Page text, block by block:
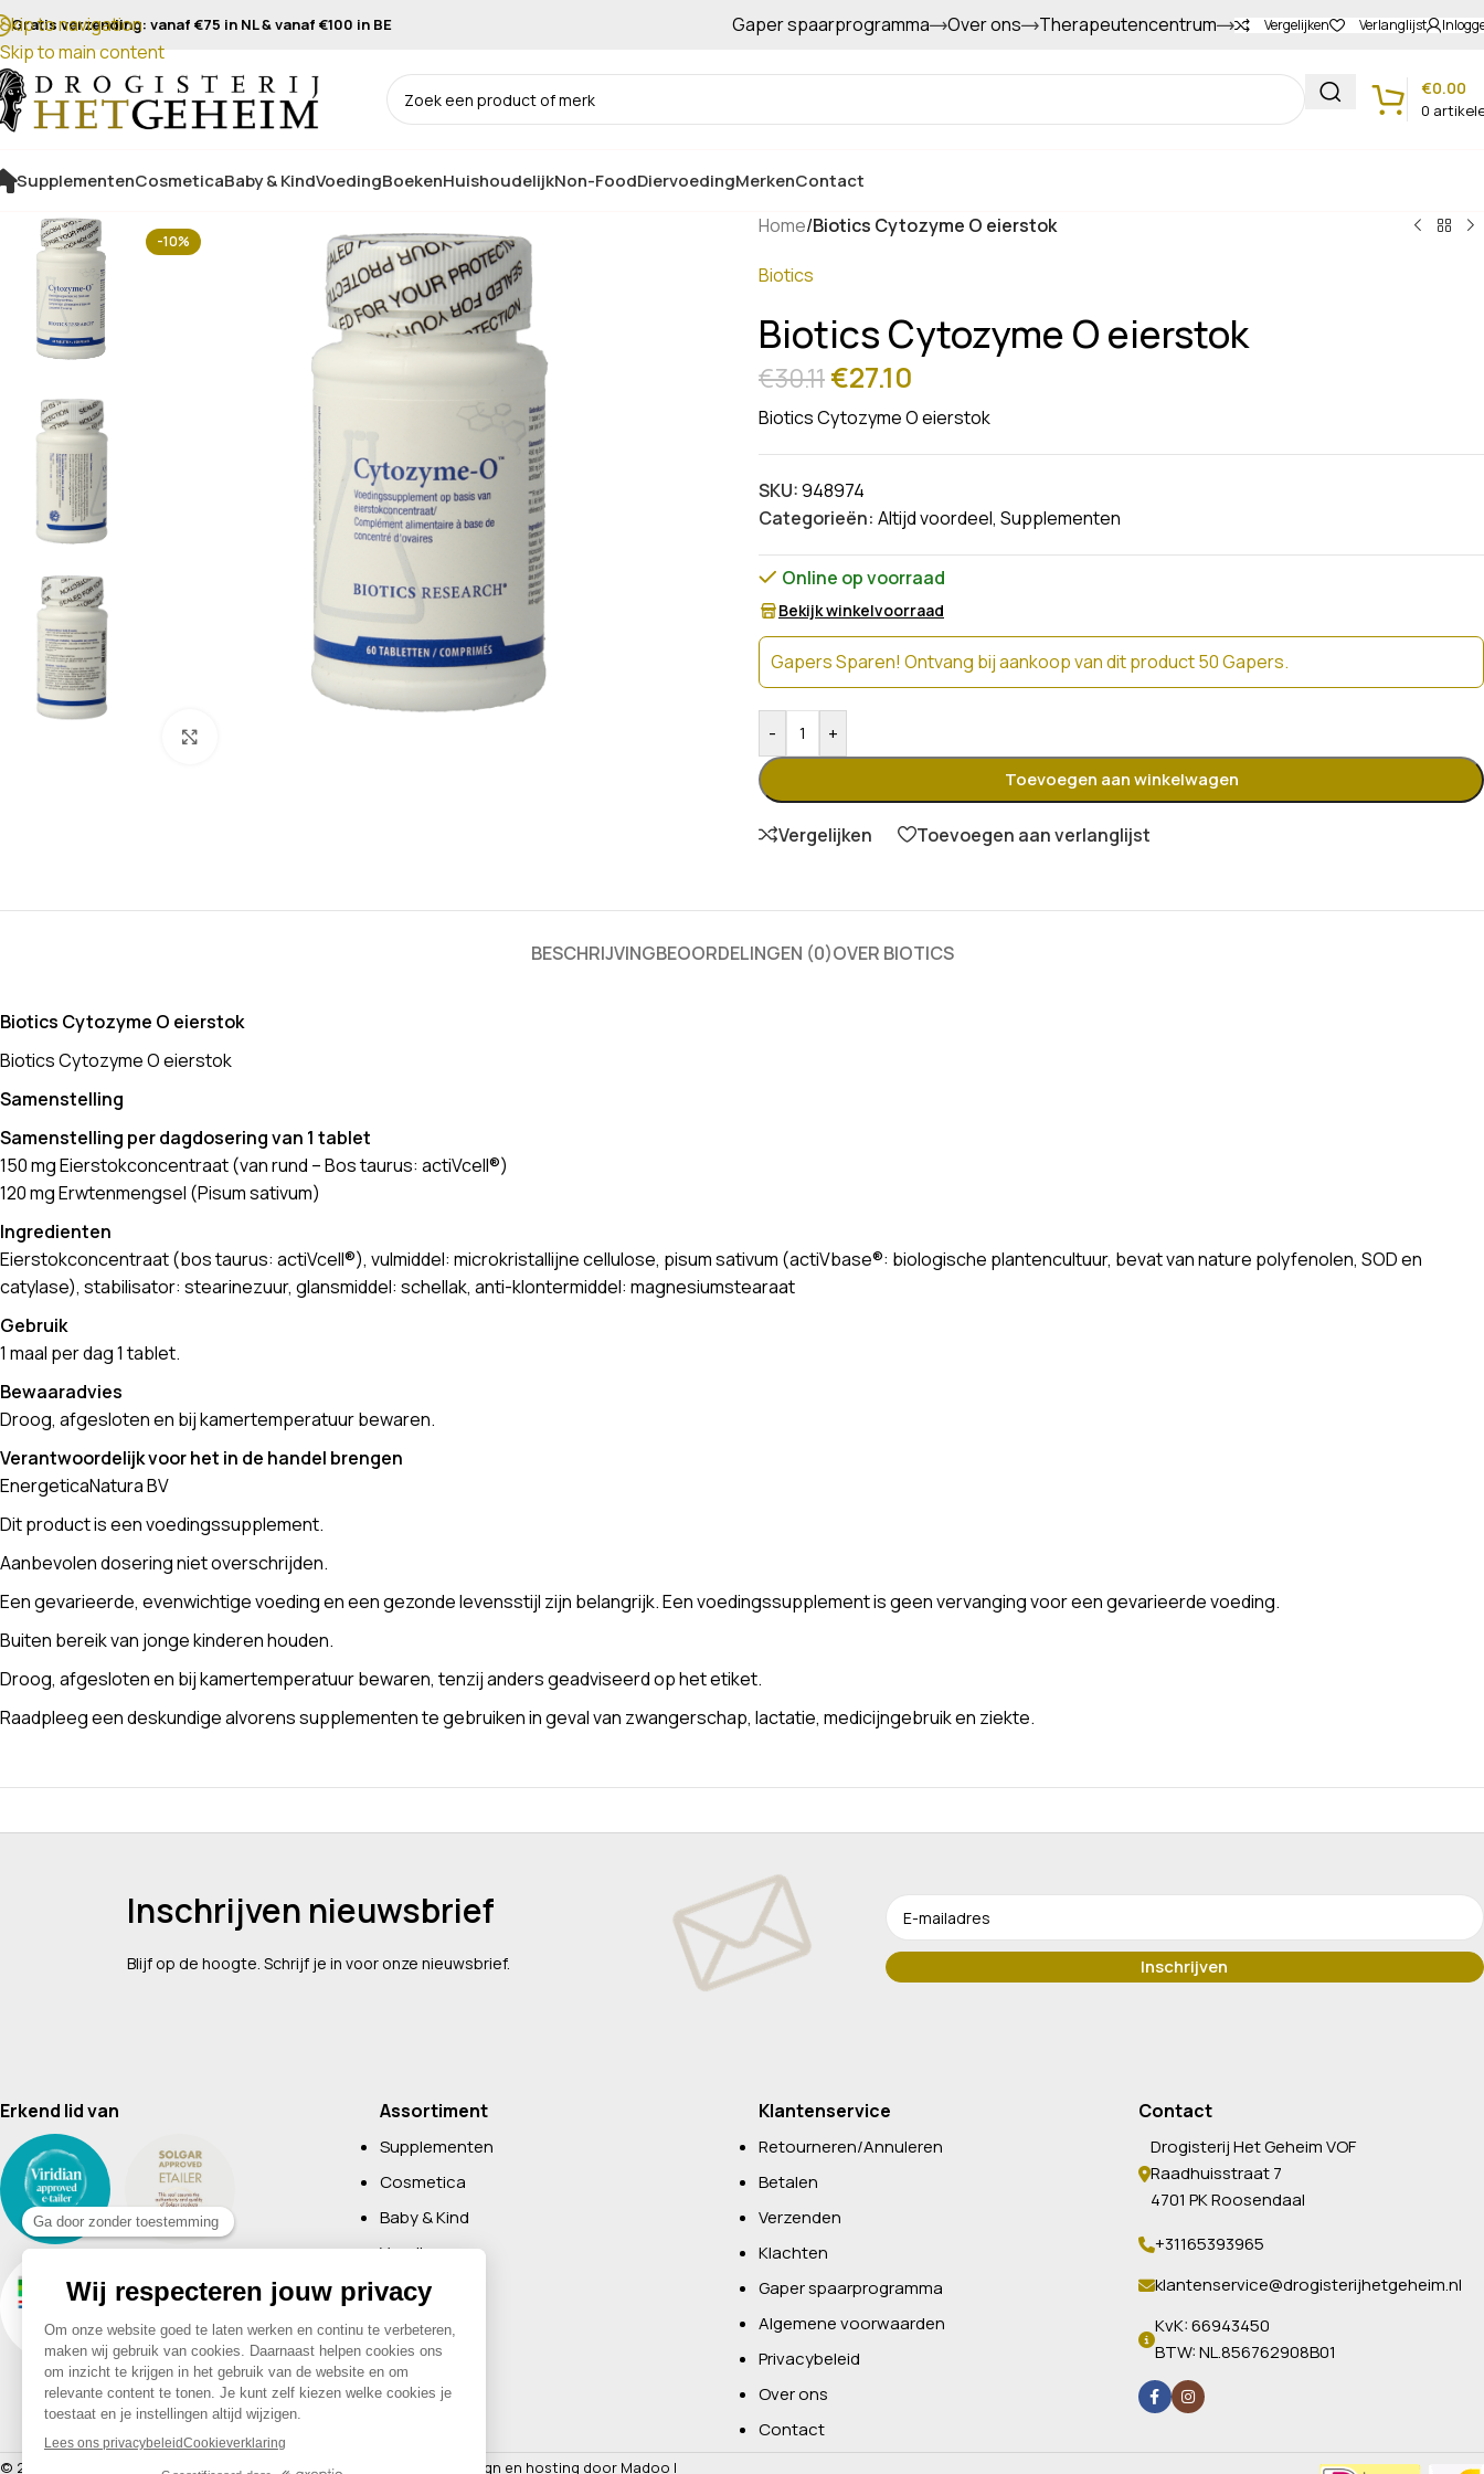
Skip to navigation
Skip to main content
Gratis verzending: vanaf €75 in NL & vanaf €100 in BE Gratis afhalen in de winkel Gapers sparen voor extra korting
Gaper spaarprogramma Over ons Therapeutencentrum Vergelijken Verlanglijst
0
€0.00
SupplementenCosmeticaBaby & KindVoedingBoekenHuishoudelijkNon-FoodDiervoedingMerkenContact
-10%
Home/Biotics Cytozyme O eierstok
Biotics
Biotics Cytozyme O eierstok
€30.11€27.10
Biotics Cytozyme O eierstok
SKU:948974
Categorieën: Altijd voordeel, Supplementen
Online op voorraad
Bekijk winkelvoorraad
Gapers Sparen! Ontvang bij aankoop van dit product 50 Gapers.
- +
Toevoegen aan winkelwagen
Vergelijken Toevoegen aan verlanglijst
BESCHRIJVINGBEOORDELINGEN (0)OVER BIOTICS
Biotics Cytozyme O eierstok
Biotics Cytozyme O eierstok
Samenstelling
Samenstelling per dagdosering van 1 tablet
150 mg Eierstokconcentraat (van rund – Bos taurus: actiVcell®)
120 mg Erwtenmengsel (Pisum sativum)
Ingredienten
Eierstokconcentraat (bos taurus: actiVcell®), vulmiddel: microkristallijne cellulose, pisum sativum (actiVbase®: biologische plantencultuur, bevat van nature polyfenolen, SOD en
catylase), stabilisator: stearinezuur, glansmiddel: schellak, anti-klontermiddel: magnesiumstearaat
Gebruik
1 maal per dag 1 tablet.
Bewaaradvies
Droog, afgesloten en bij kamertemperatuur bewaren.
Verantwoordelijk voor het in de handel brengen
EnergeticaNatura BV
Dit product is een voedingssupplement.
Aanbevolen dosering niet overschrijden.
Een gevarieerde, evenwichtige voeding en een gezonde levensstijl zijn belangrijk. Een voedingssupplement is geen vervanging voor een gevarieerde voeding.
Buiten bereik van jonge kinderen houden.
Droog, afgesloten en bij kamertemperatuur bewaren, tenzij anders geadviseerd op het etiket.
Raadpleeg een deskundige alvorens supplementen te gebruiken in geval van zwangerschap, lactatie, medicijngebruik en ziekte.
Inschrijven nieuwsbrief
Blijf op de hoogte. Schrijf je in voor onze nieuwsbrief.
Erkend lid van Assortiment
Supplementen
Cosmetica
Baby & Kind
Voeding
Boeken
Huishoudelijk
Non-Food
Diervoeding
Klantenservice
Retourneren/Annuleren
Betalen
Verzenden
Klachten
Gaper spaarprogramma
Algemene voorwaarden
Privacybeleid
Over ons
Contact
Contact
Drogisterij Het Geheim VOF
Raadhuisstraat 7
4701 PK Roosendaal
+31165393965
klantenservice@drogisterijhetgeheim.nl
KvK: 66943450
BTW: NL.856762908B01
© 2026 Drogisterij Het Geheim | Alle rechten voorbehouden | Webdesign en hosting door Madoo |